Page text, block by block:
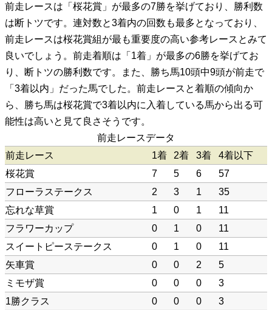
前走レースは「桜花賞」が最多の7勝を挙げており、勝利数
は断トツです。連対数と3着内の回数も最多となっており、
前走レースは桜花賞組が最も重要度の高い参考レースとみて
良いでしょう。前走着順は「1着」が最多の6勝を挙げてお
り、断トツの勝利数です。また、勝ち馬10頭中9頭が前走で
「3着以内」だった馬でした。前走レースと着順の傾向か
ら、勝ち馬は桜花賞で3着以内に入着している馬から出る可
能性は高いと見て良さそうです。
前走レースデータ
前走レース
1着 2着 3着
4着以下
桜花賞
7 5 6
57
フローラステークス
2 3 1
35
忘れな草賞
1 0 1
11
フラワーカップ
0 1 0
11
スイートピーステークス
0 1 0
11
矢車賞
0 0 2
5
ミモザ賞
0 0 0
3
1勝クラス
0 0 0
3